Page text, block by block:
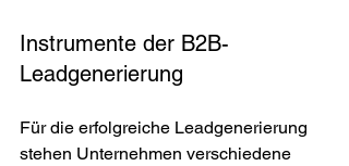
Instrumente der B2B-
Leadgenerierung
Für die erfolgreiche Leadgenerierung
stehen Unternehmen verschiedene